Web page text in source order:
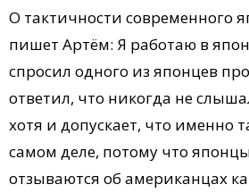
О тактичности современного
пишет Артём: Я работаю в
спросил одного из японцев
ответил, что никогда не
хотя и допускает, что именно
самом деле, потому что
отзываются об американцах